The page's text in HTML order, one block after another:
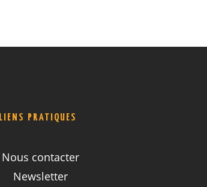
LIENS PRATIQUES
Nous contacter
Newsletter